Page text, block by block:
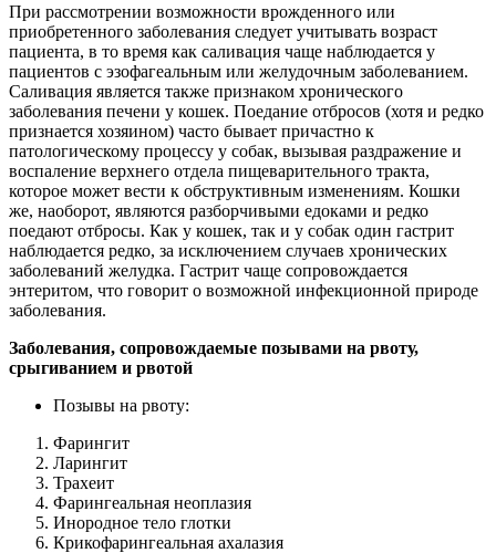
При рассмотрении возможности врожденного или
приобретенного заболевания следует учитывать возраст
пациента, в то время как саливация чаще наблюдается у
пациентов с эзофагеальным или желудочным заболеванием.
Саливация является также признаком хронического
заболевания печени у кошек. Поедание отбросов (хотя и редко
признается хозяином) часто бывает причастно к
патологическому процессу у собак, вызывая раздражение и
воспаление верхнего отдела пищеварительного тракта,
которое может вести к обструктивным изменениям. Кошки
же, наоборот, являются разборчивыми едоками и редко
поедают отбросы. Как у кошек, так и у собак один гастрит
наблюдается редко, за исключением случаев хронических
заболеваний желудка. Гастрит чаще сопровождается
энтеритом, что говорит о возможной инфекционной природе
заболевания.
Заболевания, сопровождаемые позывами на рвоту,
срыгиванием и рвотой
Позывы на рвоту:
Фарингит
Ларингит
Трахеит
Фарингеальная неоплазия
Инородное тело глотки
Крикофарингеальная ахалазия